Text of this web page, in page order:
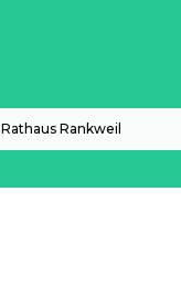
Rathaus Rankweil